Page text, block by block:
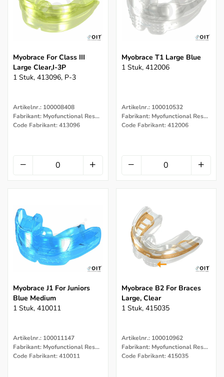
Myobrace For Class III
Large Clear,i-3P
1 Stuk, 413096, P-3
Artikelnr.: 100008408
Fabrikant: Myofunctional Research Co.
Code Fabrikant: 413096
Myobrace T1 Large Blue
1 Stuk, 412006
Artikelnr.: 100010532
Fabrikant: Myofunctional Research Co.
Code Fabrikant: 412006
Myobrace J1 For Juniors
Blue Medium
1 Stuk, 410011
Artikelnr.: 100011147
Fabrikant: Myofunctional Research Co.
Code Fabrikant: 410011
Myobrace B2 For Braces
Large, Clear
1 Stuk, 415035
Artikelnr.: 100010962
Fabrikant: Myofunctional Research Co.
Code Fabrikant: 415035